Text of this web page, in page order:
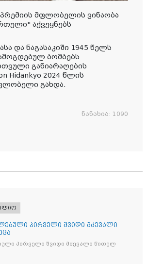
მფლობელის ვინაობა
" აქვეყნებს
და ნაგასაკიში 1945 წელს
ბომბებს
განიარაღების
Hidankyo 2024 წლის
გახდა.
ნანახია: 1090
პირველი შვიდი მძევალი
პირველი შვიდი მძევალი წითელ